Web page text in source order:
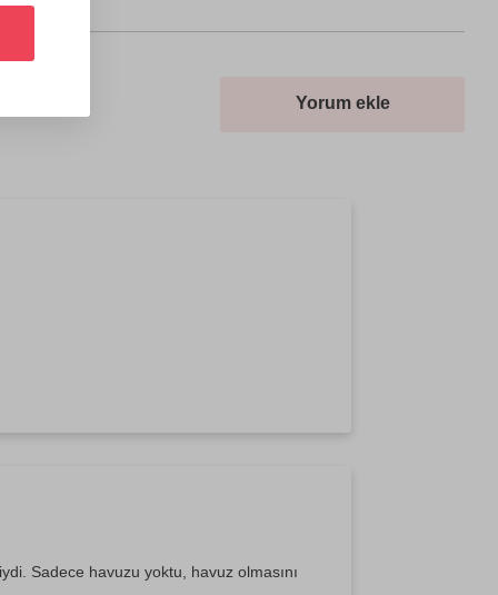
Yorum ekle
Sadece havuzu yoktu, havuz olmasını